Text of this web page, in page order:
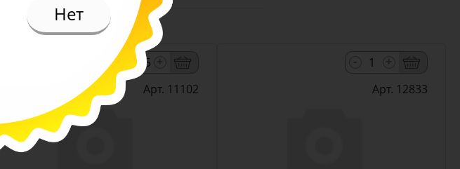
Арт. 11102
Арт. 12833
Нет